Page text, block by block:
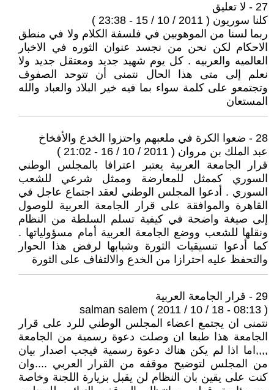
27 - لا تعليق
كلنا سوريون ( 2011 / 10 / 15 - 23:38 )
ربما لسنا من الموهوبين في فلسفة الكلام ولا في منطق
الاحكام لكن نحن من نجسد عنوان الثوره في الاخبار
العالميه والعربيه . كل يوم شهيد جديد ومعتقل جديد ولا
نعلم إلى متى هذا الحال نتمنى أن تتوحد الصفوف
وتجتمعو على كلمة سواء بما فيه خير البلاد والعباد والله
المستعان
28 - ضعوا الكرة في ملعبهم واحتزوا الخدع والأفخاخ
عبد الملك بن مروان ( 2011 / 10 / 16 - 21:02 )
قرار الجامعة العربية يعتبر اعترافا بالمجلس الوطني
السوري كممثل للمعارضة وممثل شرعي للشعب
السوري . أدعوا المجلس الوطني لعقد اجتماع عاجل في
القاهرة والموافقة على قرار الجامعة العربية للوصول
إلى صيغة واضحة في كيفية تسلم السلطة من النظام
ونقلها للشعب ووضع الجامعة العربية أمام مسؤولياتها .
كما أدعوا تنسيقيات الثورة وشبابها لرفض هذا الحوار
والتحفظ عليه احترازا من الخدع والالتفاف على الثورة
29 - قرار الجامعة العربية
salman salem ( 2011 / 10 / 18 - 08:13 )
نتمنى ان يجتمع اعضاء المجلس الوطني للرد على قرار
الجامعة هذا طبعا ان وصلت دعوة رسمية من الجامعة
,,,,اما اذا لم يكن هناك دعوة رسمية فيجب اصدار بيان
من المجلس لتوضيح موقفه من القرار العربي ....وان
كنت على يقين بان النظام لن يقبل بزيارة اللجنة وخاصة